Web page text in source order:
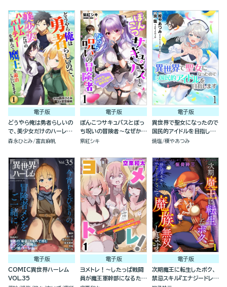
電子版
どうやら俺は勇者らしいの
で、美少女だけのハーレム
パーティを組んで魔王を退
森永ひとみ 富吉麻帆
電子版
ぽんこつサキュバスとぼっ
ち呪いの冒険者～なぜかド
ジっ子淫魔と無双する！～
紫紅シキ
電子版
異世界で聖女になったので
国民的アイドルを目指しま
す(分冊版）
焼塩 榎やあつみ
電子版
COMIC異世界ハーレム
VOL.35
電子版
ヨメトレ！～したっぱ戦闘
員が魔王軍幹部になるため
電子版
次期魔王に転生したボク、
禁忌スキル『エナジードレイ